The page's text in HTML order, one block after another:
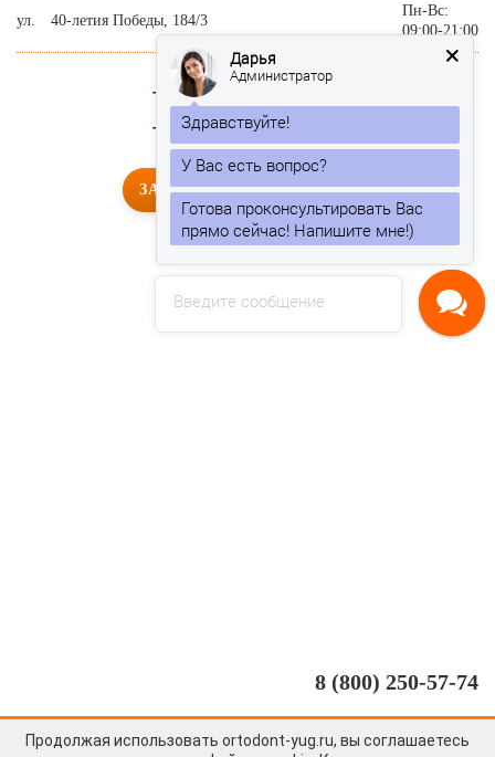
Продолжая использовать ortodont-yug.ru, вы соглашаетесь
ул. 40-летия Победы, 184/3
Пн-Вс:
09:00-21:00
+8 (800) 250-57-74
+8 (861) 201-25-77
ЗАПИСАТЬСЯ НА ПРИЕМ
8 (800) 250-57-74
. 🦷 ОРТОДОНТиЯ
Введите сообщение
Дарья
Администратор
Здравствуйте!
Готова проконсультировать Вас
прямо сейчас! Напишите мне!)